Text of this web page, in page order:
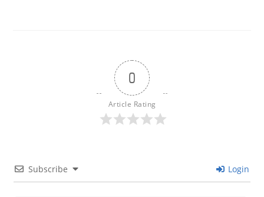
0
Article Rating
Subscribe Login